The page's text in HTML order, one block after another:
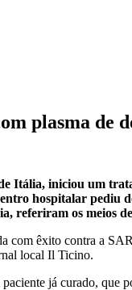
plasma de
Itália, iniciou um
hospitalar pediu
referiram os meios
com êxito contra a
local Il Ticino.
já curado, que